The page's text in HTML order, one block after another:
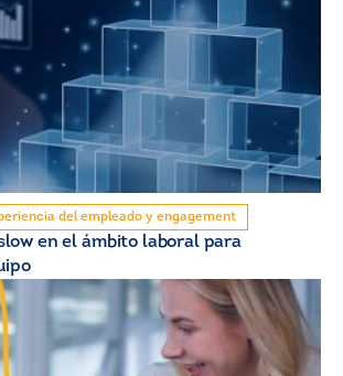
del empleado y engagement
en el ámbito laboral para